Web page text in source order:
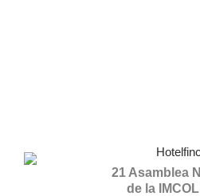
21 Asamblea
de la